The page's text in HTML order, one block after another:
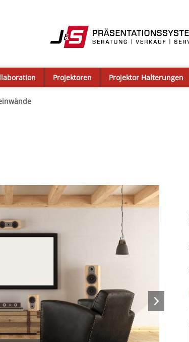
Projektoren Projektor Halterungen